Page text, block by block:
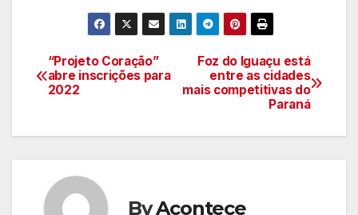
Navegação
de
artigos
Foz do Iguaçu está
entre as cidades
mais competitivas do
Paraná
“Projeto Coração”
abre inscrições para
2022
ByAcontece